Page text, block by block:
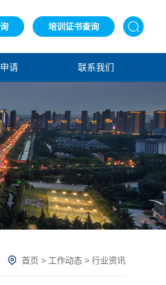
培训证书查询
请 联系我们
首页 > 工作动态 > 行业资讯